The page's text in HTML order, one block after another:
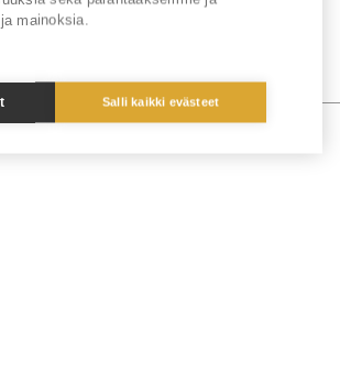
mainoksia.
Salli kaikki evästeet